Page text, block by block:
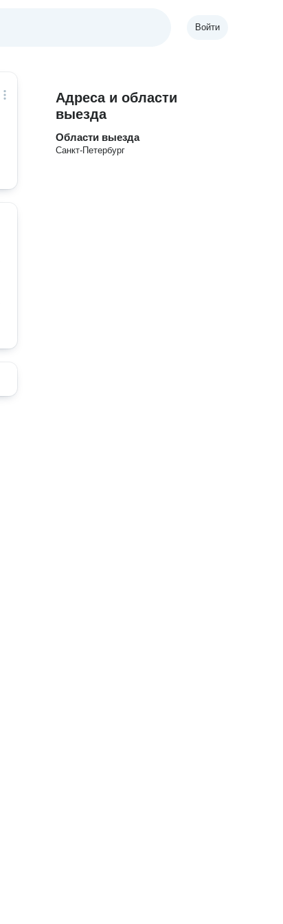
Войти
Адреса и области
выезда
Области выезда
Санкт-Петербург